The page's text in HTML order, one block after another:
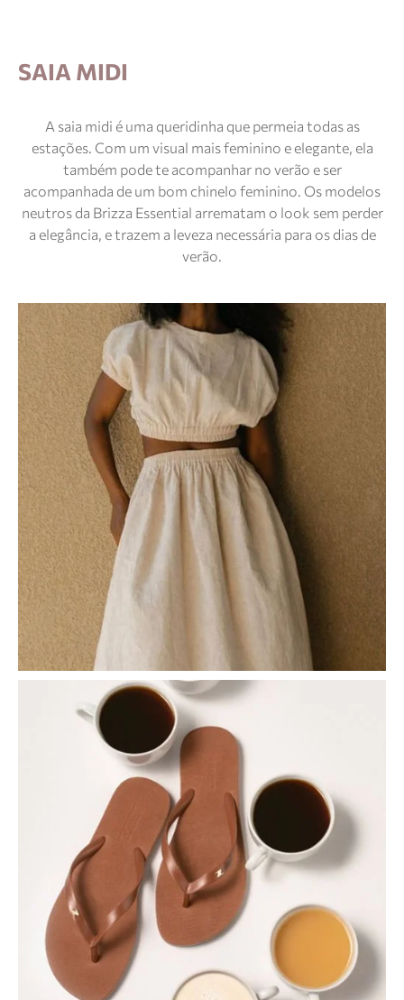
SAIA MIDI
A saia midi é uma queridinha que permeia todas as
estações. Com um visual mais feminino e elegante, ela
também pode te acompanhar no verão e ser
acompanhada de um bom chinelo feminino. Os modelos
neutros da Brizza Essential arrematam o look sem perder
a elegância, e trazem a leveza necessária para os dias de
verão.